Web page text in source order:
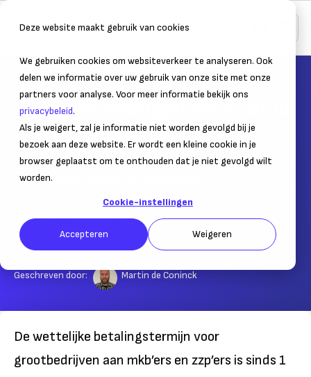
Deze website maakt gebruik van cookies
We gebruiken cookies om websiteverkeer te analyseren. Ook
delen we informatie over uw gebruik van onze site met onze
partners voor analyse. Voor meer informatie bekijk ons
privacybeleid.
Als je weigert, zal je informatie niet worden gevolgd bij je
bezoek aan deze website. Er wordt een kleine cookie in je
browser geplaatst om te onthouden dat je niet gevolgd wilt
worden.
Cookie-instellingen
Accepteren Weigeren
Home Administratie Debiteuren
Wettelijke betalingstermijn van 30
dagen
Kortere betalingstermijn om liquiditeitspositie
kleine ondernemers te verbeteren
29 juli 2020– Leestijd:4min.
Laatst bijgewerkt:
24 april 2025
Geschreven door: Martin de Coninck
De wettelijke betalingstermijn voor
grootbedrijven aan mkb’ers en zzp’ers is sinds 1